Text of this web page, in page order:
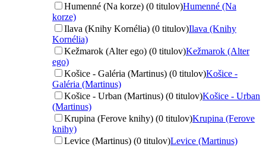
Humenné (Na korze) (0 titulov)Humenné (Na
korze)
Ilava (Knihy Kornélia) (0 titulov)Ilava (Knihy
Kornélia)
Kežmarok (Alter ego) (0 titulov)Kežmarok (Alter
ego)
Košice - Galéria (Martinus) (0 titulov)Košice -
Galéria (Martinus)
Košice - Urban (Martinus) (0 titulov)Košice - Urban
(Martinus)
Krupina (Ferove knihy) (0 titulov)Krupina (Ferove
knihy)
Levice (Martinus) (0 titulov)Levice (Martinus)